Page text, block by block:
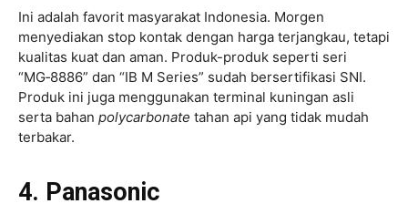
Ini adalah favorit masyarakat Indonesia. Morgen
menyediakan stop kontak dengan harga terjangkau, tetapi
kualitas kuat dan aman. Produk-produk seperti seri
“MG‑8886” dan “IB M Series” sudah bersertifikasi SNI.
Produk ini juga menggunakan terminal kuningan asli
serta bahan polycarbonate tahan api yang tidak mudah
terbakar.
4. Panasonic